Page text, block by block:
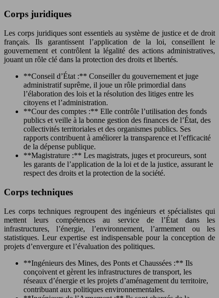
Corps juridiques
Les corps juridiques sont essentiels au système de justice et de droit
français. Ils garantissent l’application de la loi, conseillent le
gouvernement et contrôlent la légalité des actions administratives,
jouant un rôle clé dans la protection des droits et libertés.
**Conseil d’État :** Conseiller du gouvernement et juge
administratif suprême, il joue un rôle primordial dans
l’élaboration des lois et la résolution des litiges entre les
citoyens et l’administration.
**Cour des comptes :** Elle contrôle l’utilisation des fonds
publics et veille à la bonne gestion des finances de l’État, des
collectivités territoriales et des organismes publics. Ses
rapports contribuent à améliorer la transparence et l’efficacité
de la dépense publique.
**Magistrature :** Les magistrats, juges et procureurs, sont
les garants de l’application de la loi et de la justice, assurant le
respect des droits et la protection de la société.
Corps techniques
Les corps techniques regroupent des ingénieurs et spécialistes qui
mettent leurs compétences au service de l’État dans les
infrastructures, l’énergie, l’environnement, l’armement ou les
statistiques. Leur expertise est indispensable pour la conception de
projets d’envergure et l’évaluation des politiques.
**Ingénieurs des Mines, des Ponts et Chaussées :** Ils
conçoivent et gèrent les infrastructures de transport, les
réseaux d’énergie et les projets d’aménagement du territoire,
contribuant aux politiques environnementales.